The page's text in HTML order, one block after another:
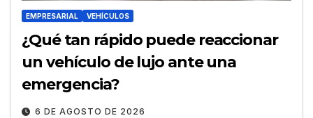
EMPRESARIAL VEHÍCULOS
¿Qué tan rápido puede reaccionar
un vehículo de lujo ante una
emergencia?
6 DE AGOSTO DE 2026